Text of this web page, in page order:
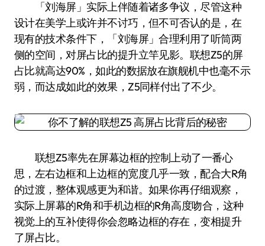
「刘海屏」实际上伴随着诸多争议，尽管这种
设计在美学上或许并不讨巧，但不可否认的是，在
现有的技术条件下，「刘海屏」合理利用了听筒两
侧的空间，对屏占比的提升立竿见影。联想Z5的屏
占比就高达90%，如此的数据放在旗舰机中也毫不示
弱，而达成如此的效果，Z5同样付出了不少。
联想Z5率先在屏幕边框的控制上动了一番心
思，左右边框和上边框的宽度几乎一致，配合大R角
的过渡，整体观感更为和谐。如果你再仔细观察，
实际上屏幕的R角和手机边框的R角高度吻合，这种
视觉上的互补使得你会忽略边框的存在，变相提升
了屏占比。